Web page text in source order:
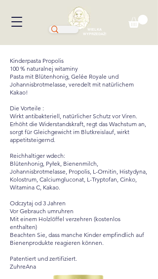
WIELKA
WYPRZEDAŻ!
Kinderpasta Propolis
100 % naturalnej witaminy
Pasta mit Blütenhonig, Gelée Royale und
Johannisbrotmelasse, veredelt mit natürlichem
Kakao!
Die Vorteile :
Wirkt antibakteriell, natürlicher Schutz vor Viren.
Erhöht die Widerstandskraft, regt das Wachstum an,
sorgt für Gleichgewicht im Blutkreislauf, wirkt
appetitsteigernd.
Reichhaltiger wdech:
Blütenhonig, Pyłek, Bienenmilch,
Johannisbrotmelasse, Propolis, L-Ornitin, Histydyna,
Kolostrum, Calciumgluconat, L-Tryptofan, Cinko,
Witamina C, Kakao.
Odczytaj od 3 Jahren
Vor Gebrauch umruhren
Mit einem Holzlöffel verzehren (kostenlos
enthalten)
Beachten Sie, dass manche Kinder empfindlich auf
Bienenprodukte reagieren können.
Patentiert und zertifiziert.
ZuhreAna